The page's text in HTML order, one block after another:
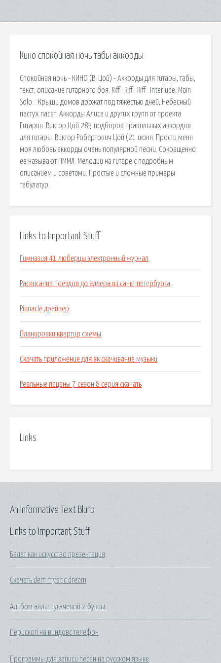
Кино спокойная ночь табы аккорды
Спокойная ночь - КИНО (В. Цой) - Аккорды для гитары, табы,
текст, описание гитарного боя. Riff : Riff : Riff : Interlude: Main
Solo: : Крыши домов дрожат под тяжестью дней, Небесный
пастух пасет. Аккорды Алиса и других групп от проекта
Гитарин. Виктор Цой 283 подборов правильных аккордов
для гитары. Виктор Робертович Цой (21 июня. Прости меня
моя любовь аккорды очень популярной песни. Сокращенно
ее называют ПММЛ. Мелодии на гитаре с подробным
описанием и советами. Простые и сложные примеры
табулатур.
Links to Important Stuff
Гимназия 41 люберцы электронный журнал
Расписание поездов до адлера из санкт петербурга
Pinnacle драйвер
Планировки квартир схемы
Скачать приложение для вк скачивание музыки
Реальные пацаны 7 сезон 8 серия скачать
Links
Links to Important Stuff
Балет как искусство презентация
Скачать dem mystic dream
Альбом аллы пугачевой 2 буквы
Перископ на виндовс телефон
Программы для записи песен на русском языке
An Informative Text Blurb